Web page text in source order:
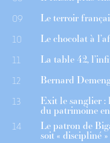
09 Le terroir
10 Le chocolat à
11 La table 42,
12 Bernard
13 Exit le sanglier :
du patrimoine
14 Le patron de
soit « discipliné »